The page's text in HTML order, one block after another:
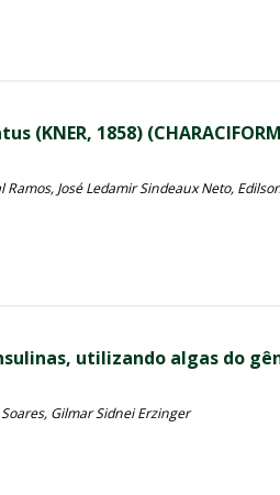
1858)
José Ledamir Sindeaux Neto,
utilizando algas do
Gilmar Sidnei Erzinger